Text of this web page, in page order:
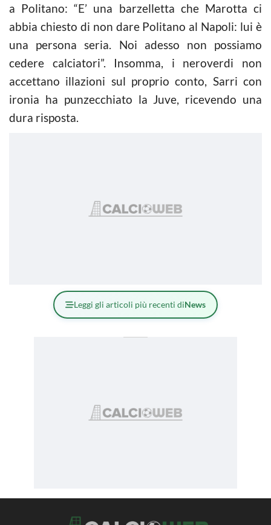
a Politano: “E’ una barzelletta che Marotta ci
abbia chiesto di non dare Politano al Napoli: lui è
una persona seria. Noi adesso non possiamo
cedere calciatori”. Insomma, i neroverdi non
accettano illazioni sul proprio conto, Sarri con
ironia ha punzecchiato la Juve, ricevendo una
dura risposta.
Leggi gli articoli più recenti diNews